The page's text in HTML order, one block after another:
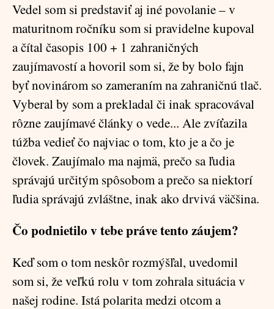
Vedel som si predstaviť aj iné povolanie – v
maturitnom ročníku som si pravidelne kupoval
a čítal časopis 100 + 1 zahraničných
zaujímavostí a hovoril som si, že by bolo fajn
byť novinárom so zameraním na zahraničnú tlač.
Vyberal by som a prekladal či inak spracovával
rôzne zaujímavé články o vede... Ale zvíťazila
túžba vedieť čo najviac o tom, kto je a čo je
človek. Zaujímalo ma najmä, prečo sa ľudia
správajú určitým spôsobom a prečo sa niektorí
ľudia správajú zvláštne, inak ako drvivá väčšina.
Čo podnietilo v tebe práve tento záujem?
Keď som o tom neskôr rozmýšľal, uvedomil
som si, že veľkú rolu v tom zohrala situácia v
našej rodine. Istá polarita medzi otcom a